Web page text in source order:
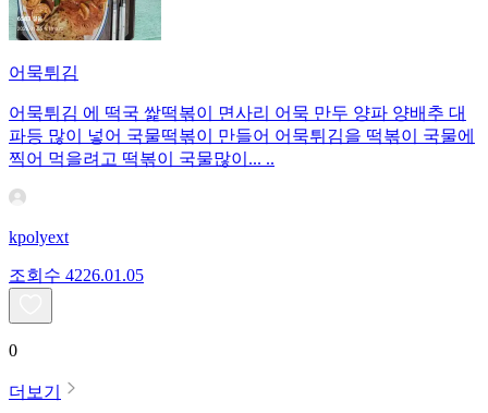
어묵튀김
어묵튀김 에 떡국 쌅떡볶이 면사리 어묵 만두 양파 양배추 대
파등 많이 넣어 국물떡볶이 만들어 어묵튀김을 떡볶이 국물에
찍어 먹을려고 떡볶이 국물많이... ..
kpolyext
조회수 4226.01.05
0
더보기